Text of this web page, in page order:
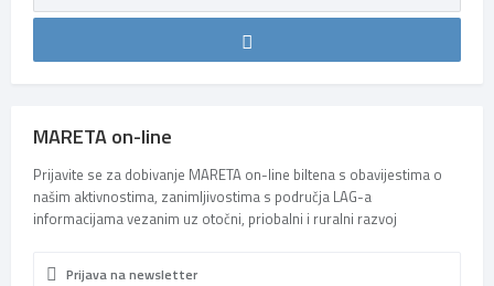
MARETA on-line
Prijavite se za dobivanje MARETA on-line biltena s obavijestima o
našim aktivnostima, zanimljivostima s područja LAG-a
informacijama vezanim uz otočni, priobalni i ruralni razvoj
Prijava na newsletter